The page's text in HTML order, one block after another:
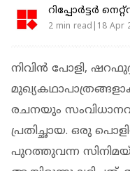
റിപ്പോർട്ടർ
2 min read|18 Apr
നിവിൻ പോളി,
രചനയും
പ്രതിച്ഛായ. ഒരു
പുറത്തുവന്ന